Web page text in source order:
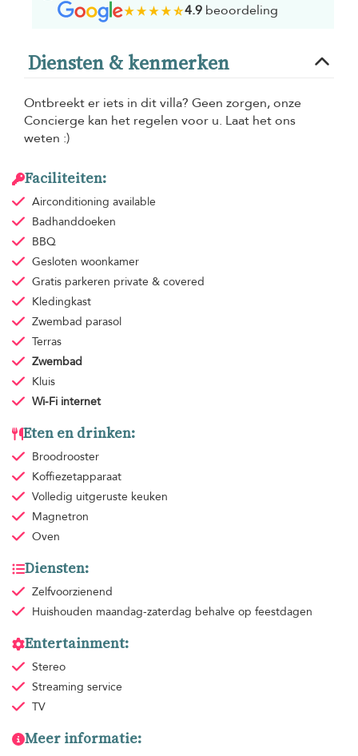
4.9beoordeling
Diensten & kenmerken
Ontbreekt er iets in dit villa? Geen zorgen, onze
Concierge kan het regelen voor u. Laat het ons
weten :)
Faciliteiten:
Airconditioning available
Badhanddoeken
BBQ
Gesloten woonkamer
Gratis parkeren private & covered
Kledingkast
Zwembad parasol
Terras
Zwembad
Kluis
Wi-Fi internet
Eten en drinken:
Broodrooster
Koffiezetapparaat
Volledig uitgeruste keuken
Magnetron
Oven
Diensten:
Zelfvoorzienend
Huishouden maandag-zaterdag behalve op feestdagen
Entertainment:
Stereo
Streaming service
TV
Meer informatie: